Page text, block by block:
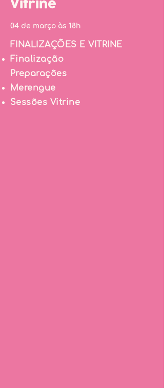
Vitrine
04 de março às 18h
FINALIZAÇÕES E VITRINE
Finalização
Preparações
Merengue
Sessões Vitrine